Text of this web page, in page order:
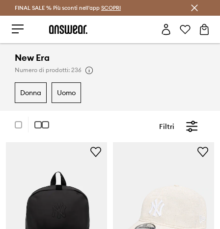
Risparmia con Answear Club >
FINAL SALE % Più sconti nell'app SCOPRI
New Era
Numero di prodotti: 236
donna uomo
Filtri